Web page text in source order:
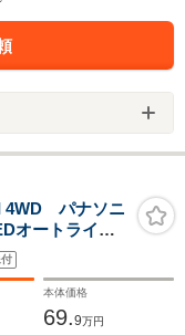
4WD パナソニ
オートライ
マートキー/
ステアリン
バック本体価格
69.9万円